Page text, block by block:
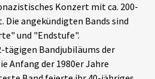
Konzert mit ca. 200-
angekündigten Bands sind
und "Endstufe".
tägigen Bandjubiläums der
Anfang der 1980er Jahre
Exportieren ? Filter Erklärungen